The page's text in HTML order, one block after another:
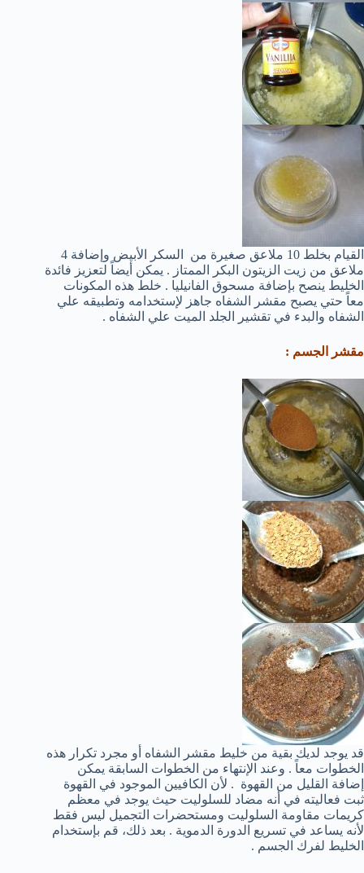
القيام بخلط 10 ملاعق صغيرة من السكر الأبيض وإضافة 4
ملاعق من زيت الزيتون البكر الممتاز . يمكن أيضاً لتعزيز فائدة
الخليط ينصح بإضافة مسحوق الفانيليا . خلط هذه المكونات
معاً حتي يصبح مقشر الشفاه جاهز لإستخدامه وتطبيقه علي
الشفاه والبدء في تقشير الجلد الميت علي الشفاه .
مقشر الجسم :
قد يوجد لديك بقية من خليط مقشر الشفاه أو مجرد تكرار هذه
الخطوات معاً . وعند الإنتهاء من الخطوات السابقة يمكن
إضافة القليل من القهوة . لأن الكافيين الموجود في القهوة
ثبت فعاليته في أنه مضاد للسلوليت حيث يوجد في معظم
كريمات مقاومة السلوليت ومستحضرات التجميل ليس فقط
لأنه يساعد في تسريع الدورة الدموية . بعد ذلك، قم بإستخدام
الخليط لفرك الجسم .